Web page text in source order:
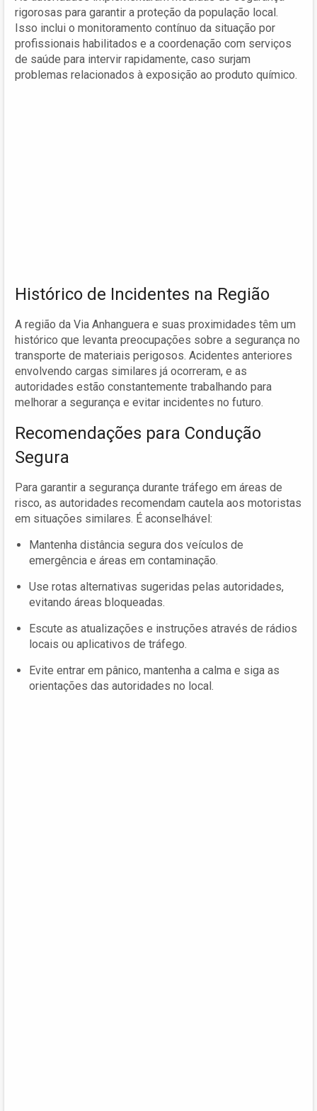
rigorosas para garantir a proteção da população local.
Isso inclui o monitoramento contínuo da situação por
profissionais habilitados e a coordenação com serviços
de saúde para intervir rapidamente, caso surjam
problemas relacionados à exposição ao produto químico.
Histórico de Incidentes na Região
A região da Via Anhanguera e suas proximidades têm um
histórico que levanta preocupações sobre a segurança no
transporte de materiais perigosos. Acidentes anteriores
envolvendo cargas similares já ocorreram, e as
autoridades estão constantemente trabalhando para
melhorar a segurança e evitar incidentes no futuro.
Recomendações para Condução
Segura
Para garantir a segurança durante tráfego em áreas de
risco, as autoridades recomendam cautela aos motoristas
em situações similares. É aconselhável:
Mantenha distância segura dos veículos de
emergência e áreas em contaminação.
Use rotas alternativas sugeridas pelas autoridades,
evitando áreas bloqueadas.
Escute as atualizações e instruções através de rádios
locais ou aplicativos de tráfego.
Evite entrar em pânico, mantenha a calma e siga as
orientações das autoridades no local.